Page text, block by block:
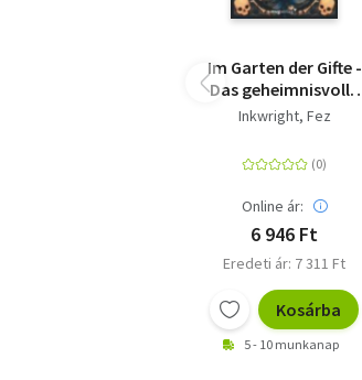
Im Garten der Gifte -
Das geheimnisvolle
Schattenreich der
zauberhaften und
filigranen
Illustrationen der
Inkwright, Fez
Online ár:
6 946 Ft
Eredeti ár: 7 311 Ft
Kosárba
5 - 10 munkanap